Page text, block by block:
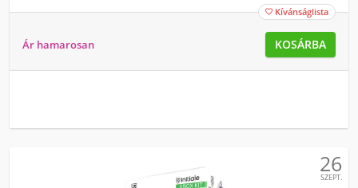
 Kívánságlista
Ár hamarosan KOSÁRBA
26
SZEPT.